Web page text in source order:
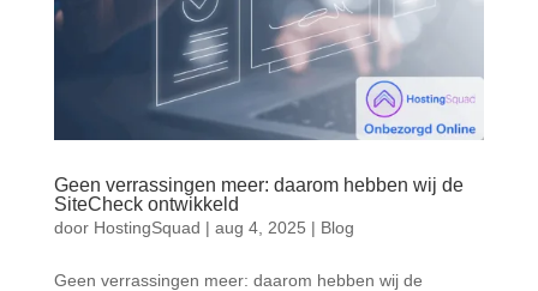
Geen verrassingen meer: daarom hebben wij de
SiteCheck ontwikkeld
door HostingSquad | aug 4, 2025 | Blog
Geen verrassingen meer: daarom hebben wij de